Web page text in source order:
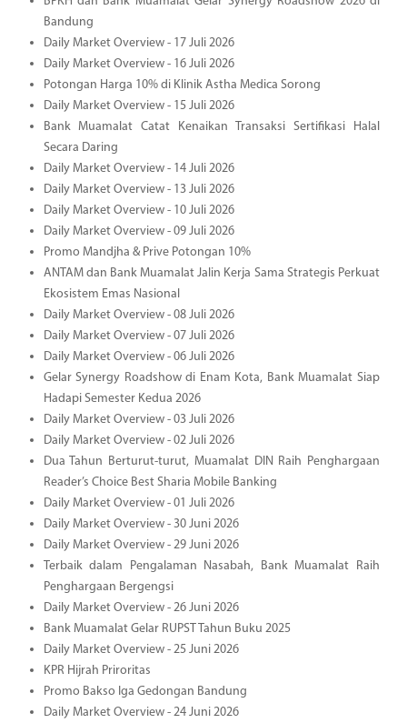
Bandung
Daily Market Overview - 17 Juli 2026
Daily Market Overview - 16 Juli 2026
Potongan Harga 10% di Klinik Astha Medica Sorong
Daily Market Overview - 15 Juli 2026
Bank Muamalat Catat Kenaikan Transaksi Sertifikasi Halal
Secara Daring
Daily Market Overview - 14 Juli 2026
Daily Market Overview - 13 Juli 2026
Daily Market Overview - 10 Juli 2026
Daily Market Overview - 09 Juli 2026
Promo Mandjha & Prive Potongan 10%
ANTAM dan Bank Muamalat Jalin Kerja Sama Strategis Perkuat
Ekosistem Emas Nasional
Daily Market Overview - 08 Juli 2026
Daily Market Overview - 07 Juli 2026
Daily Market Overview - 06 Juli 2026
Gelar Synergy Roadshow di Enam Kota, Bank Muamalat Siap
Hadapi Semester Kedua 2026
Daily Market Overview - 03 Juli 2026
Daily Market Overview - 02 Juli 2026
Dua Tahun Berturut-turut, Muamalat DIN Raih Penghargaan
Reader’s Choice Best Sharia Mobile Banking
Daily Market Overview - 01 Juli 2026
Daily Market Overview - 30 Juni 2026
Daily Market Overview - 29 Juni 2026
Terbaik dalam Pengalaman Nasabah, Bank Muamalat Raih
Penghargaan Bergengsi
Daily Market Overview - 26 Juni 2026
Bank Muamalat Gelar RUPST Tahun Buku 2025
Daily Market Overview - 25 Juni 2026
KPR Hijrah Priroritas
Promo Bakso Iga Gedongan Bandung
Daily Market Overview - 24 Juni 2026